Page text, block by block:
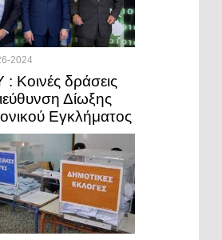
2024
Κοινές δράσεις
Δίωξης
Εγκλήματος